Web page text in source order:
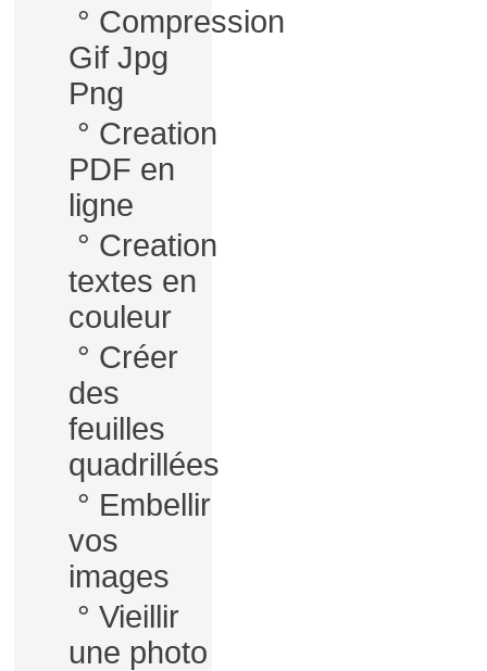
° Compression
Gif Jpg
Png
° Creation
PDF en
ligne
° Creation
textes en
couleur
° Créer
des
feuilles
quadrillées
° Embellir
vos
images
° Vieillir
une photo